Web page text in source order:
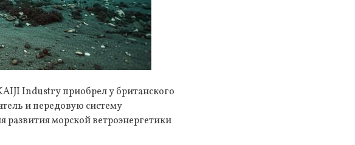
Industry приобрел у британского
и передовую систему
развития морской ветроэнергетики